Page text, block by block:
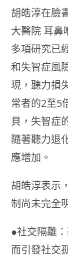
胡皓淳在臉
大醫院 耳鼻
多項研究已
和失智症風
現，聽力損
常者的2至5
貝，失智症
隨著聽力退
應增加。
胡皓淳表示
制尚未完全
●社交隔離
而引發社交